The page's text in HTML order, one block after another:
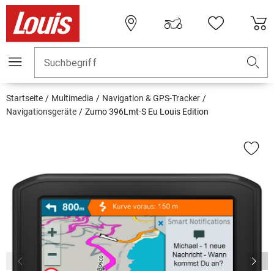
Suchbegriff
Startseite Multimedia
Navigation & GPS-Tracker
Navigationsgeräte
Zumo 396Lmt-S Eu Louis Edition